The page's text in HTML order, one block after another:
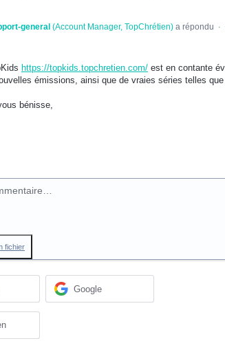
general (Account Manager, TopChrétien)a répondu ·
https://topkids.topchretien.com/ est en contante
émissions, ainsi que de vraies séries telles
bénisse,
fichier
Google